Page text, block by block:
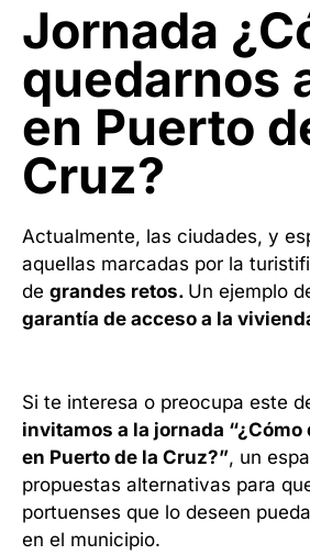
Jornada
quedarnos
en Puerto
Cruz?
Actualmente, las ciudades, y
aquellas marcadas por la
de grandes retos. Un ejemplo
garantía de acceso a la
Si te interesa o preocupa este
invitamos a la jornada
en Puerto de la Cruz?”, un
propuestas alternativas para
portuenses que lo deseen
en el municipio.